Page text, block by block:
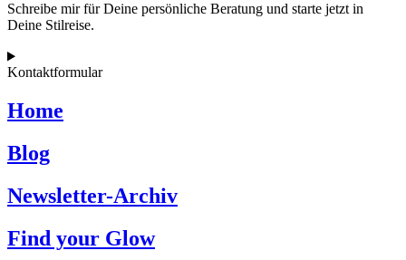
Schreibe mir für Deine persönliche Beratung und starte jetzt in
Deine Stilreise.
Kontaktformular
Home
Blog
Newsletter-Archiv
Find your Glow